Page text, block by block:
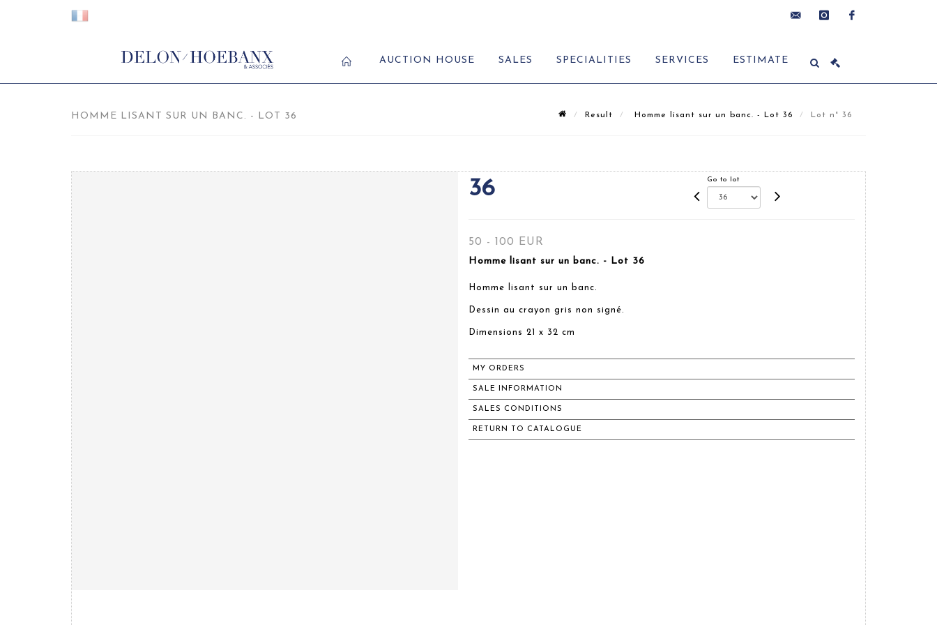
AUCTION HOUSE SALES SPECIALITIES SERVICES ESTIMATE
HOMME LISANT SUR UN BANC. - LOT 36 Result Homme lisant sur un banc. - Lot 36 Lot n° 36
36 Go to lot
50 - 100 EUR
Homme lisant sur un banc. - Lot 36
Homme lisant sur un banc.
Dessin au crayon gris non signé.
Dimensions 21 x 32 cm
MY ORDERS
SALE INFORMATION
SALES CONDITIONS
RETURN TO CATALOGUE